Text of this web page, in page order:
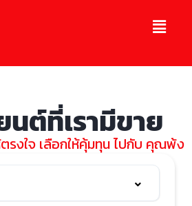
ต์ที่เรามีขาย
รงใจ เลือกให้คุ้มทุน ไปกับ คุณพ้ง